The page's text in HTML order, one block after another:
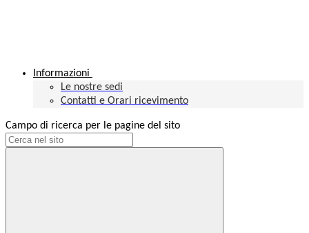
Informazioni
Le nostre sedi
Contatti e Orari ricevimento
Campo di ricerca per le pagine del sito